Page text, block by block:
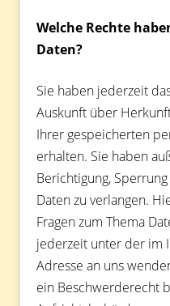
Welche Rechte
Daten?
Sie haben jederzeit
Auskunft über
Ihrer gespeicherten
erhalten. Sie haben
Berichtigung,
Daten zu verlangen.
Fragen zum Thema
jederzeit unter der im
Adresse an uns
ein Beschwerderecht